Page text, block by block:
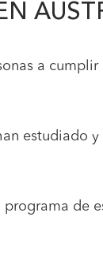
a cumplir
estudiado
de